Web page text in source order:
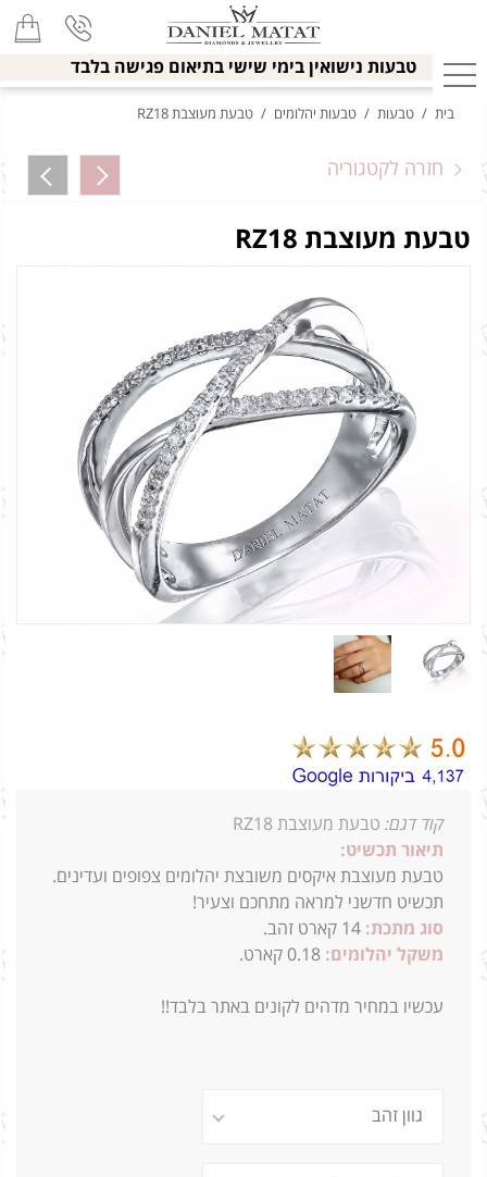
טבעות נישואין בימי שישי בתיאום פגישה בלבד
בית / טבעות / טבעות יהלומים / טבעת מעוצבת RZ18
חזרה לקטגוריה
טבעת מעוצבת RZ18
קוד דגם: טבעת מעוצבת RZ18
תיאור תכשיט:
טבעת מעוצבת איקסים משובצת יהלומים צפופים ועדינים.
תכשיט חדשני למראה מתחכם וצעיר!
סוג מתכת: 14 קארט זהב.
משקל יהלומים: 0.18 קארט.
עכשיו במחיר מדהים לקונים באתר בלבד!!